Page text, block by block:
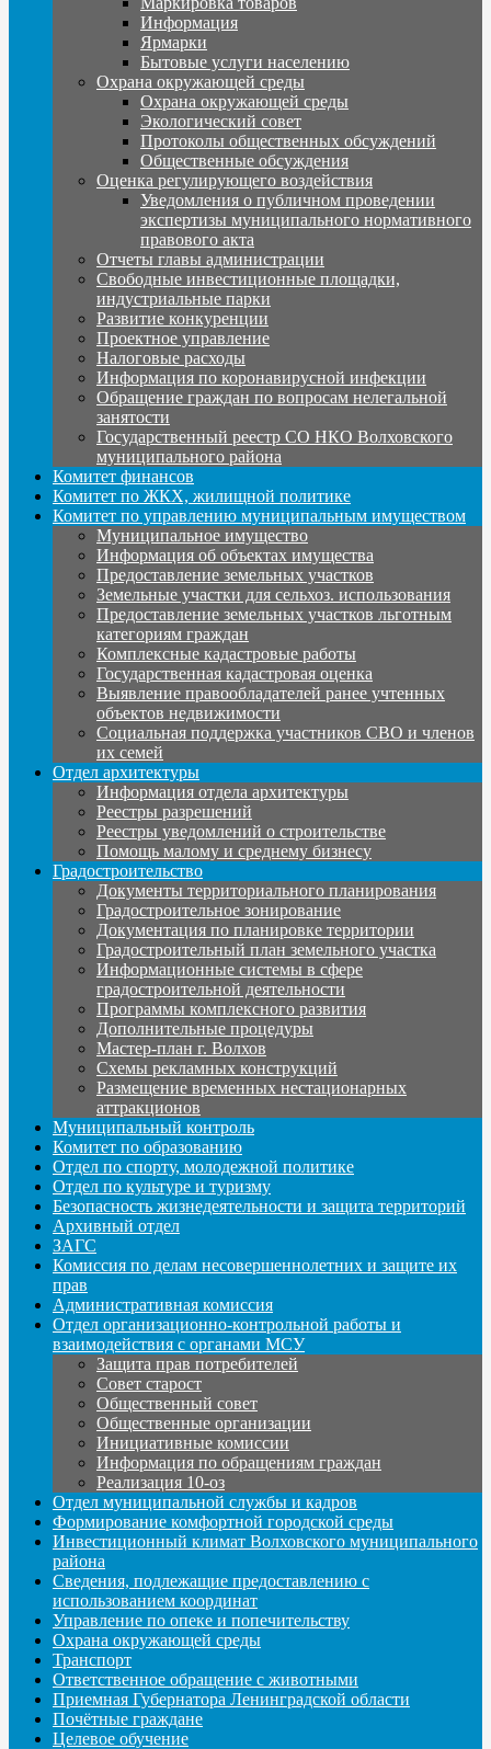
Информация
Ярмарки
Бытовые услуги населению
Охрана окружающей среды
Охрана окружающей среды
Экологический совет
Протоколы общественных обсуждений
Общественные обсуждения
Оценка регулирующего воздействия
Уведомления о публичном проведении
экспертизы муниципального нормативного
правового акта
Отчеты главы администрации
Свободные инвестиционные площадки,
индустриальные парки
Развитие конкуренции
Проектное управление
Налоговые расходы
Информация по коронавирусной инфекции
Обращение граждан по вопросам нелегальной
занятости
Государственный реестр СО НКО Волховского
муниципального района
Комитет финансов
Комитет по ЖКХ, жилищной политике
Комитет по управлению муниципальным имуществом
Муниципальное имущество
Информация об объектах имущества
Предоставление земельных участков
Земельные участки для сельхоз. использования
Предоставление земельных участков льготным
категориям граждан
Комплексные кадастровые работы
Государственная кадастровая оценка
Выявление правообладателей ранее учтенных
объектов недвижимости
Социальная поддержка участников СВО и членов
их семей
Отдел архитектуры
Информация отдела архитектуры
Реестры разрешений
Реестры уведомлений о строительстве
Помощь малому и среднему бизнесу
Градостроительство
Документы территориального планирования
Градостроительное зонирование
Документация по планировке территории
Градостроительный план земельного участка
Информационные системы в сфере
градостроительной деятельности
Программы комплексного развития
Дополнительные процедуры
Мастер-план г. Волхов
Схемы рекламных конструкций
Размещение временных нестационарных
аттракционов
Муниципальный контроль
Комитет по образованию
Отдел по спорту, молодежной политике
Отдел по культуре и туризму
Безопасность жизнедеятельности и защита территорий
Архивный отдел
ЗАГС
Комиссия по делам несовершеннолетних и защите их
прав
Административная комиссия
Отдел организационно-контрольной работы и
взаимодействия с органами МСУ
Защита прав потребителей
Совет старост
Общественный совет
Общественные организации
Инициативные комиссии
Информация по обращениям граждан
Реализация 10-оз
Отдел муниципальной службы и кадров
Формирование комфортной городской среды
Инвестиционный климат Волховского муниципального
района
Сведения, подлежащие предоставлению с
использованием координат
Управление по опеке и попечительству
Охрана окружающей среды
Транспорт
Ответственное обращение с животными
Приемная Губернатора Ленинградской области
Почётные граждане
Целевое обучение